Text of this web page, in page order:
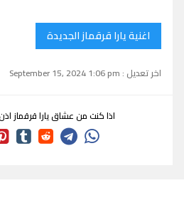
اغنية يارا قرقماز الجديدة
اخر تعديل : September 15, 2024 1:06 pm
اذا كنت من عشاق يارا قرقماز